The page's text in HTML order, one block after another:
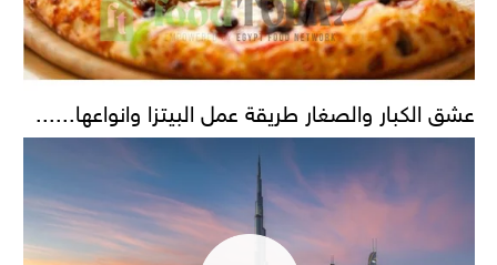
عشق الكبار والصغار طريقة عمل البيتزا وانواعها......